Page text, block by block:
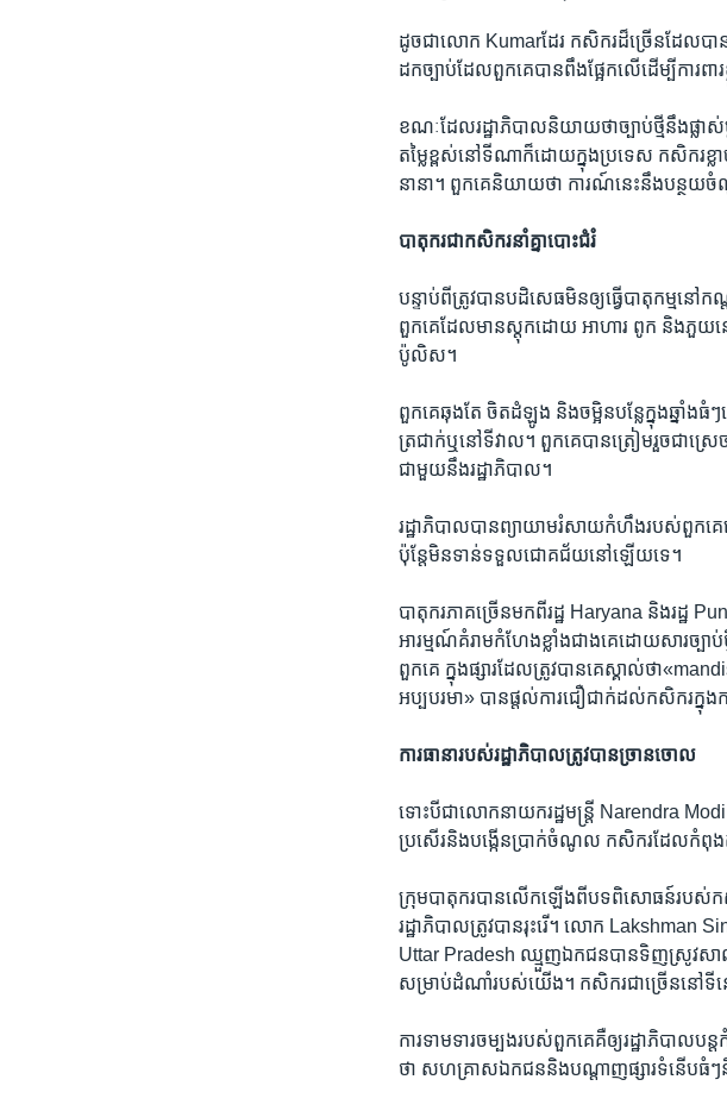
ដូចជាលោក Kumarដែរ ​កសិករ​ដ៏ច្រើនដែល​ប
ដក​ច្បាប់​ដែល​ពួកគេ​បាន​ពឹង​ផ្អែក​លើ​ដើម្បីការពារ​
ខណៈ​ដែល​រដ្ឋាភិបាល​និយាយ​ថា​ច្បាប់ថ្មីនឹង​ផ្ល
តម្លៃ​ខ្ពស់​នៅទីណា​ក៏ដោយ​ក្នុង​ប្រទេស កសិករ​ខ្
នានា។ ពួកគេ​និយាយ​ថា ​ការណ៍​នេះ​នឹង​បន្
បាតុករ​ជា​កសិករ​នាំគ្នា​បោះជំរំ
បន្ទាប់ពី​ត្រូវ​បាន​បដិសេធ​មិន​ឲ្យ​ធ្វើបាតុកម្ម​ន
ពួកគេ​ដែល​មាន​ស្តុក​ដោយ​ អាហារ ពូក និង​ភួយ​នៅ​
ប៉ូលិស។
ពួកគេ​ឆុងតែ ចិត​ដំឡូង និង​ចម្អិន​បន្លែ​ក្នុង​ឆ្នាំ
ត្រជាក់​ឬ​នៅ​ទីវាល។ ពួកគេ​បាន​ត្រៀម​រួច​ជា​ស្
ជាមួយ​នឹង​រដ្ឋា​ភិបាល។ ​
រដ្ឋាភិបាល​បាន​ព្យាយាម​រំសាយ​កំហឹង​របស់​ពួក
ប៉ុន្តែមិន​ទាន់​ទទួល​ជោគជ័យ​នៅ​ឡើយ​ទេ។​
បាតុករភាគច្រើន​មក​ពី​រដ្ឋ Haryana និង​រដ្ឋ
អារម្មណ៍​គំរាម​កំហែង​ខ្លាំង​ជាង​គេ​ដោយសារ​ច្បា
ពួកគេ ក្នុង​ផ្សារ​ដែល​ត្រូវ​បាន​គេស្គាល់​ថា​
អប្បបរមា» ​បាន​ផ្តល់​ការ​ជឿជាក់​ដល់​កសិករ​ក្នុ
ការធានា​របស់​រដ្ឋាភិបាល​ត្រូវបាន​ច្រាន​ចោល​
ទោះ​បី​ជា​លោក​នាយករដ្ឋ​មន្ត្រី Narendra
ប្រសើរ​និង​បង្កើន​ប្រាក់​ចំណូល ​កសិករ​ដែល​កំពុង​
ក្រុម​បាតុករ​បាន​លើកឡើង​ពី​បទ​ពិសោធន៍​របស់​ក
រដ្ឋាភិបាល​ត្រូវ​បាន​រុះ​រើ។ លោក Lakshman
Uttar Pradesh ឈ្មួញ​ឯកជន​បាន​ទិញ​ស្រូវសាលី​
សម្រាប់​ដំណាំ​របស់​យើង។ កសិករ​ជាច្រើននៅ
ការ​ទាម​ទារ​ចម្បងរបស់​ពួកគេ​គឺ​ឲ្យ​រដ្ឋាភិបាល​
ថា ​សហគ្រាស​ឯកជន​និង​បណ្តាញ​ផ្សារ​ទំនើប​ធំៗ​នឹ